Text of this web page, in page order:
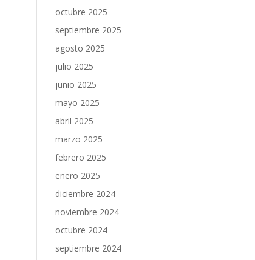
octubre 2025
septiembre 2025
agosto 2025
julio 2025
junio 2025
mayo 2025
abril 2025
marzo 2025
febrero 2025
enero 2025
diciembre 2024
noviembre 2024
octubre 2024
septiembre 2024